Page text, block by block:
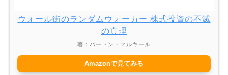
ウォール街のランダムウォーカー 株式投資の不滅
の真理
著：バートン・マルキール
Amazonで見てみる